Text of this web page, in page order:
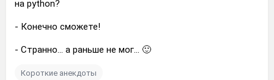
на python?
- Конечно сможете!
- Странно... а раньше не мог... 🙂
Короткие анекдоты